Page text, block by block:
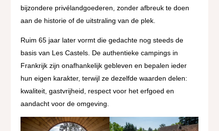
bijzondere privélandgoederen, zonder afbreuk te doen
aan de historie of de uitstraling van de plek.
Ruim 65 jaar later vormt die gedachte nog steeds de
basis van Les Castels. De authentieke campings in
Frankrijk zijn onafhankelijk gebleven en bepalen ieder
hun eigen karakter, terwijl ze dezelfde waarden delen:
kwaliteit, gastvrijheid, respect voor het erfgoed en
aandacht voor de omgeving.